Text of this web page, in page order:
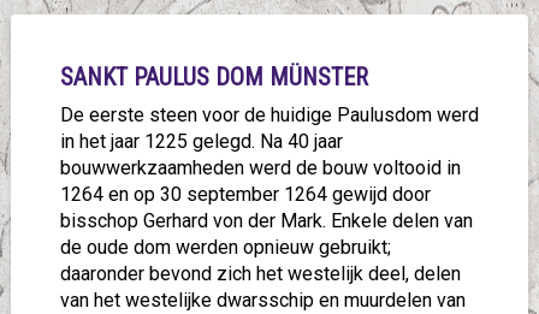
SANKT PAULUS DOM MÜNSTER
De eerste steen voor de huidige Paulusdom werd
in het jaar 1225 gelegd. Na 40 jaar
bouwwerkzaamheden werd de bouw voltooid in
1264 en op 30 september 1264 gewijd door
bisschop Gerhard von der Mark. Enkele delen van
de oude dom werden opnieuw gebruikt;
daaronder bevond zich het westelijk deel, delen
van het westelijke dwarsschip en muurdelen van